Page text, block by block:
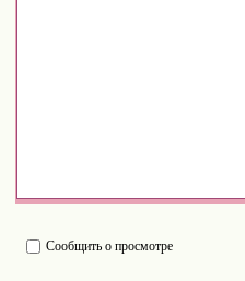
Сообщить о просмотре